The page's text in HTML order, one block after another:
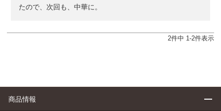
たので、次回も、中華に。
2件中 1-2件表示
商品情報